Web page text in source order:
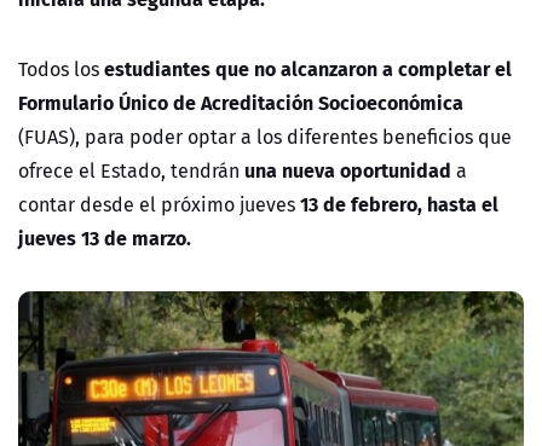
Todos losestudiantes que no alcanzaron a completar el
Formulario Único de Acreditación Socioeconómica
(FUAS), para poder optar a los diferentes beneficios que
ofrece el Estado, tendrán una nueva oportunidad a
contar desde el próximo jueves13 de febrero, hasta el
jueves 13 de marzo.